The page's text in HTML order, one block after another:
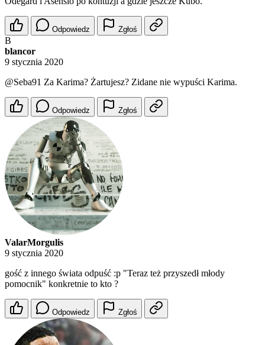
Odpowiedz Zgłoś
B
blancor
9 stycznia 2020
@Seba91 Za Karima? Żartujesz? Zidane nie wypuści Karima.
Odpowiedz Zgłoś
ValarMorgulis
9 stycznia 2020
gość z innego świata odpuść :p "Teraz też przyszedł młody
pomocnik" konkretnie to kto ?
Odpowiedz Zgłoś